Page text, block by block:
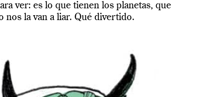
ver: es lo que tienen los planetas, que
nos la van a liar. Qué divertido.